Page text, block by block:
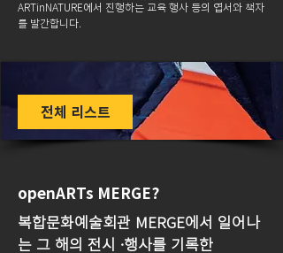
ARTinNATURE에서 진행하는 교육 행사 등의 엽서와 책자
를 발간합니다.
전체 리스트
openARTs MERGE?
​​복합문화예술회관 MERGE에서 일어나
는 그 해의 전시 ·행사를 기록한